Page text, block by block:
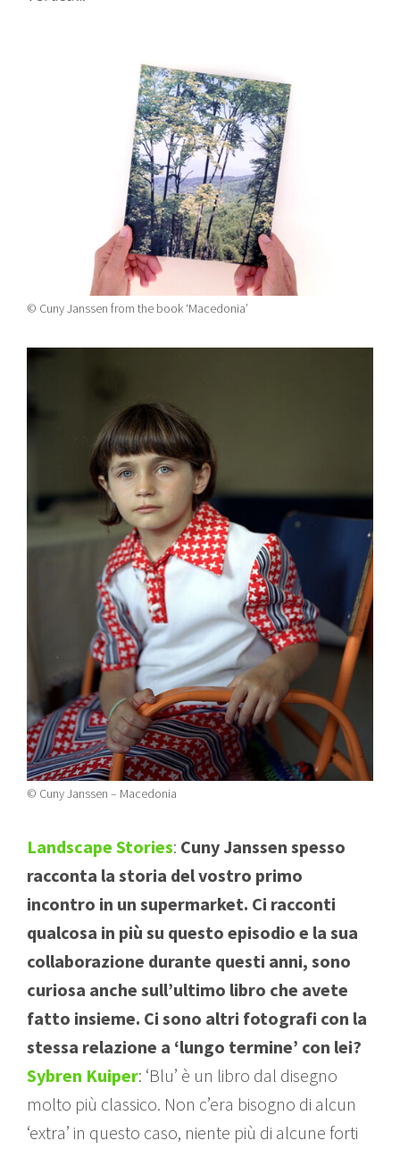
© Cuny Janssen from the book ‘Macedonia’
© Cuny Janssen – Macedonia
Landscape Stories: Cuny Janssen spesso
racconta la storia del vostro primo
incontro in un supermarket. Ci racconti
qualcosa in più su questo episodio e la sua
collaborazione durante questi anni, sono
curiosa anche sull’ultimo libro che avete
fatto insieme. Ci sono altri fotografi con la
stessa relazione a ‘lungo termine’ con lei?
Sybren Kuiper: ‘Blu’ è un libro dal disegno
molto più classico. Non c’era bisogno di alcun
‘extra’ in questo caso, niente più di alcune forti